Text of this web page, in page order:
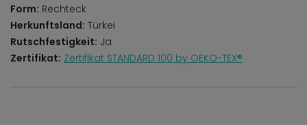
Form: Rechteck
Herkunftsland: Türkei
Rutschfestigkeit: Ja
Zertifikat: Zertifikat STANDARD 100 by OEKO-TEX®